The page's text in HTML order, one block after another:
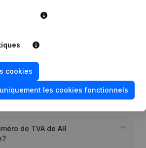
Succursale, etc...)
posées
de TVA de AR
cookies
les cookies fonctionnels